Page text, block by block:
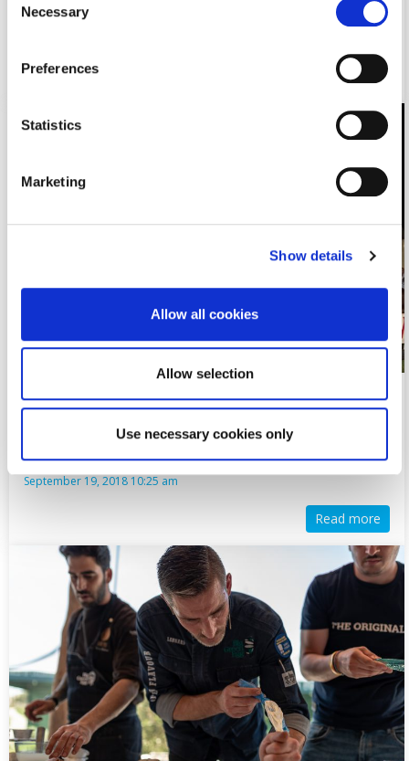
Selection
Necessary
Preferences
Statistics
Marketing
Show details
Allow all cookies
Allow selection
Use necessary cookies only
Read more
Το Big Green Egg στο BBQ του Ερυθρού Σταυρού
Foodsaver: Έδωσε το γευστικό «παρών» στο BBQ του
September 19, 2018 10:25 am
Read more